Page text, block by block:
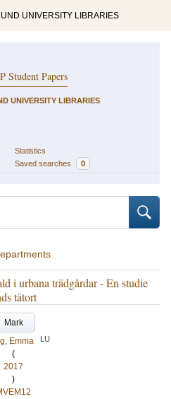
UNIVERSITY LIBRARIES
Student Papers
UNIVERSITY LIBRARIES
Statistics
Saved searches 0
i urbana trädgårdar - En studie
tätort
Mark
Emma
LU
(
2017
)